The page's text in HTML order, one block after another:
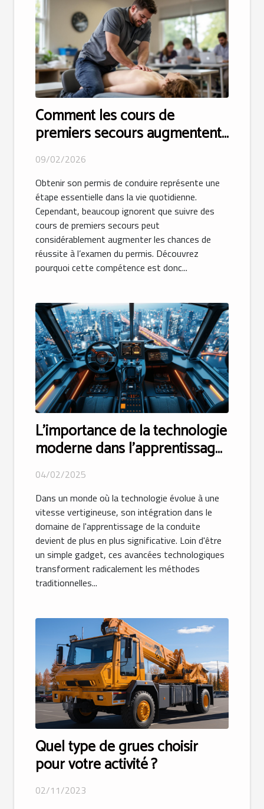
Comment les cours de
premiers secours augmentent-
ils vos chances d'obtenir votre
permis ?
09/02/2026
Obtenir son permis de conduire représente une
étape essentielle dans la vie quotidienne.
Cependant, beaucoup ignorent que suivre des
cours de premiers secours peut
considérablement augmenter les chances de
réussite à l’examen du permis. Découvrez
pourquoi cette compétence est donc...
L'importance de la technologie
moderne dans l'apprentissage
de la conduite
04/02/2025
Dans un monde où la technologie évolue à une
vitesse vertigineuse, son intégration dans le
domaine de l'apprentissage de la conduite
devient de plus en plus significative. Loin d'être
un simple gadget, ces avancées technologiques
transforment radicalement les méthodes
traditionnelles...
Quel type de grues choisir
pour votre activité ?
02/11/2023